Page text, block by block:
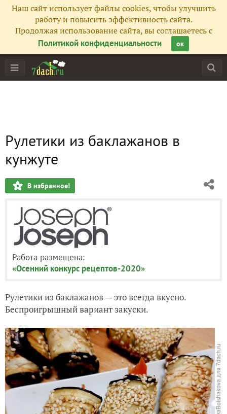
Наш сайт использует файлы cookies, чтобы улучшить
работу и повысить эффективность сайта.
Продолжая использование сайта, вы соглашаетесь с
Политикой конфиденциальности
ок
Рулетики из баклажанов в
кунжуте
В избранное!
Работа размещена:
«Осенний конкурс рецептов-2020»
Рулетики из баклажанов — это всегда вкусно.
Беспроигрышный вариант закуски.